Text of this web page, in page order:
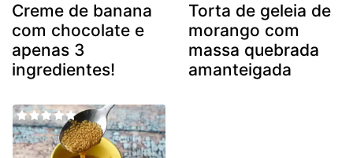
Creme de banana
com chocolate e
apenas 3
ingredientes!
Torta de geleia de
morango com
massa quebrada
amanteigada